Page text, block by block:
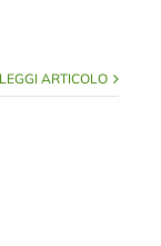
LEGGI ARTICOLO